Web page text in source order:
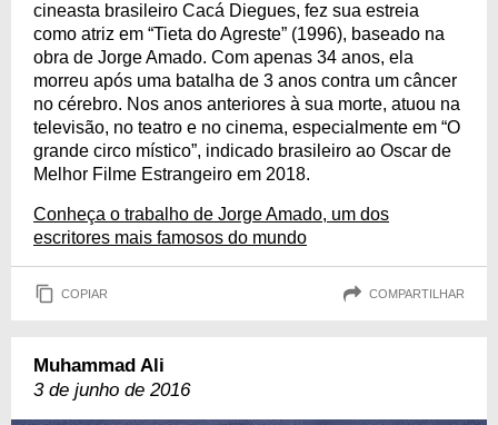
cineasta brasileiro Cacá Diegues, fez sua estreia
como atriz em “Tieta do Agreste” (1996), baseado na
obra de Jorge Amado. Com apenas 34 anos, ela
morreu após uma batalha de 3 anos contra um câncer
no cérebro. Nos anos anteriores à sua morte, atuou na
televisão, no teatro e no cinema, especialmente em “O
grande circo místico”, indicado brasileiro ao Oscar de
Melhor Filme Estrangeiro em 2018.
Conheça o trabalho de Jorge Amado, um dos
escritores mais famosos do mundo
COPIAR COMPARTILHAR
Muhammad Ali
3 de junho de 2016